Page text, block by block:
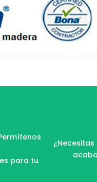
para tu